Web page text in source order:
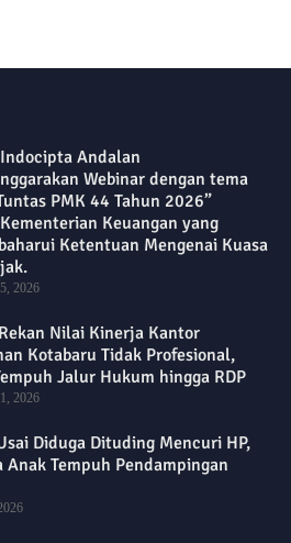
Indocipta Andalan
Webinar dengan tema
PMK 44 Tahun 2026”
Keuangan yang
Ketentuan Mengenai Kuasa
2026
Nilai Kinerja Kantor
Kotabaru Tidak Profesional,
Jalur Hukum hingga RDP
2026
Diduga Dituding Mencuri HP,
Anak Tempuh Pendampingan